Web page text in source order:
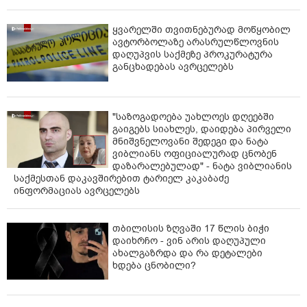
ყვარელში თვითნებურად მოწყობილ
ავტორბოლაზე არასრულწლოვნის
დაღუპვის საქმეზე პროკურატურა
განცხადებას ავრცელებს
"საზოგადოება უახლოეს დღეებში
გაიგებს სიახლეს, დაიდება პირველი
მნიშვნელოვანი შედეგი და ნატა
ვიბლიანს ოფიციალურად ცნობენ
დაზარალებულად" - ნატა ვიბლიანის
საქმესთან დაკავშირებით ტარიელ კაკაბაძე
ინფორმაციას ავრცელებს
თბილისის ზღვაში 17 წლის ბიჭი
დაიხრჩო - ვინ არის დაღუპული
ახალგაზრდა და რა დეტალები
ხდება ცნობილი?